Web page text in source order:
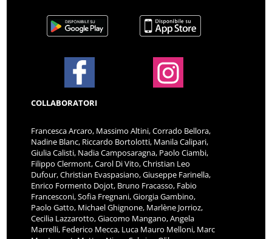
COLLABORATORI
Francesca Arcaro, Massimo Altini, Corrado Bellora,
Nadine Blanc, Riccardo Bortolotti, Manila Calipari,
Giulia Calisti, Nadia Camposaragna, Paolo Ciambi,
Filippo Clermont, Carol Di Vito, Christian Leo
Dufour, Christian Evaspasiano, Giuseppe Farinella,
Enrico Formento Dojot, Bruno Fracasso, Fabio
Francesconi, Sofia Fregnani, Giorgia Gambino,
Paolo Gatto, Michael Ghignone, Marlène Jorrioz,
Cecilia Lazzarotto, Giacomo Mangano, Angela
Marrelli, Federico Mecca, Luca Mauro Melloni, Marc